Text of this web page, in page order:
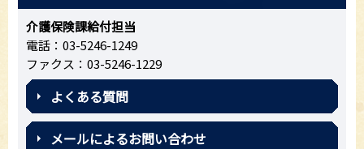
介護保険課給付担当
電話：03-5246-1249
ファクス：03-5246-1229
よくある質問
メールによるお問い合わせ